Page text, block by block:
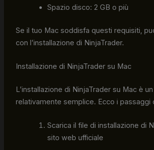
Spazio disco: 2 GB o più
Se il tuo Mac soddisfa questi requisiti,
con l’installazione di NinjaTrader.
Installazione di NinjaTrader su Mac
L’installazione di NinjaTrader su Mac è
relativamente semplice. Ecco i passaggi
Scarica il file di installazione di
sito web ufficiale